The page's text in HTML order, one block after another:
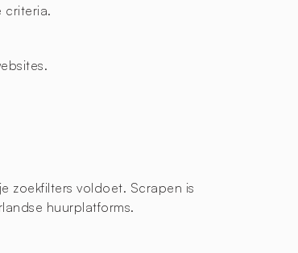
criteria.
zoekfilters voldoet. Scrapen is
huurplatforms.